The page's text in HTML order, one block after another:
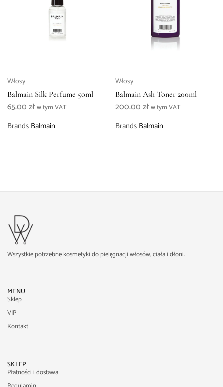
Włosy
Balmain Silk Perfume 50ml
65.00złw tym VAT
Brands Balmain
Włosy
Balmain Ash Toner 200ml
200.00zł w tym VAT
Brands Balmain
Wszystkie potrzebne kosmetyki do pielęgnacji włosów, ciała i dłoni.
MENU
Sklep
VIP
Kontakt
SKLEP
Płatności i dostawa